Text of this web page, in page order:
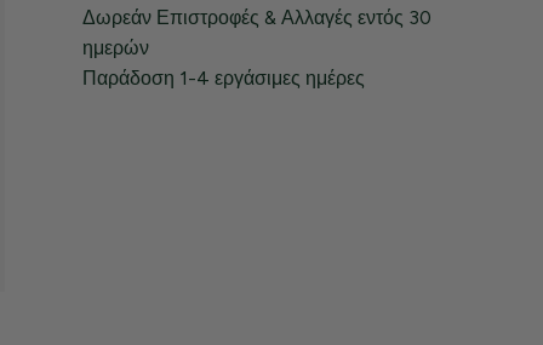
Δωρεάν Επιστροφές & Αλλαγές εντός 30
ημερών
Παράδοση 1-4 εργάσιμες ημέρες